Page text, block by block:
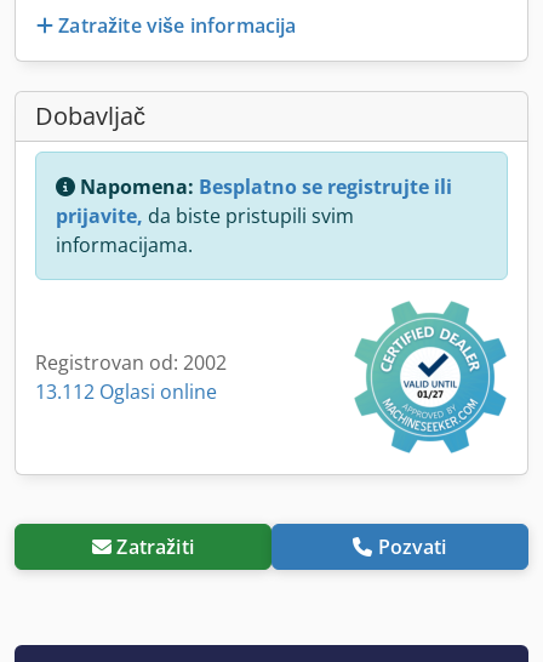
Zatražite više informacija
Dobavljač
Napomena: Besplatno se registrujte ili
prijavite, da biste pristupili svim
informacijama.
Registrovan od: 2002
13.112 Oglasi online
Zatražiti Pozvati